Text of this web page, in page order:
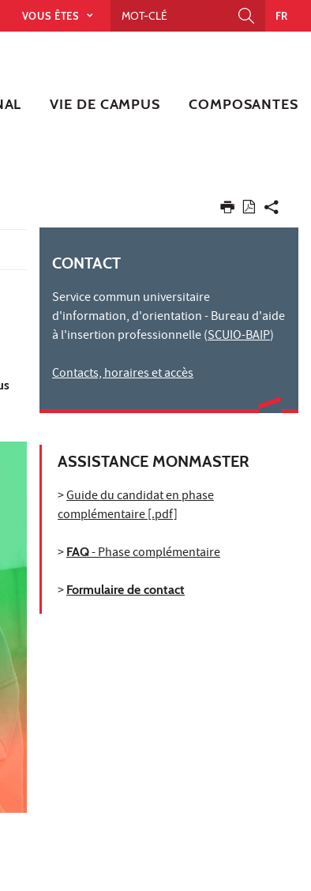
VOUS ÊTES FR
VIE DE CAMPUS COMPOSANTES
CONTACT
Service commun universitaire
d'information, d'orientation - Bureau d'aide
à l'insertion professionnelle (SCUIO-BAIP)
Contacts, horaires et accès
ASSISTANCE MONMASTER
>Guide du candidat en phase
complémentaire [.pdf]
> FAQ- Phase complémentaire
> Formulaire de contact